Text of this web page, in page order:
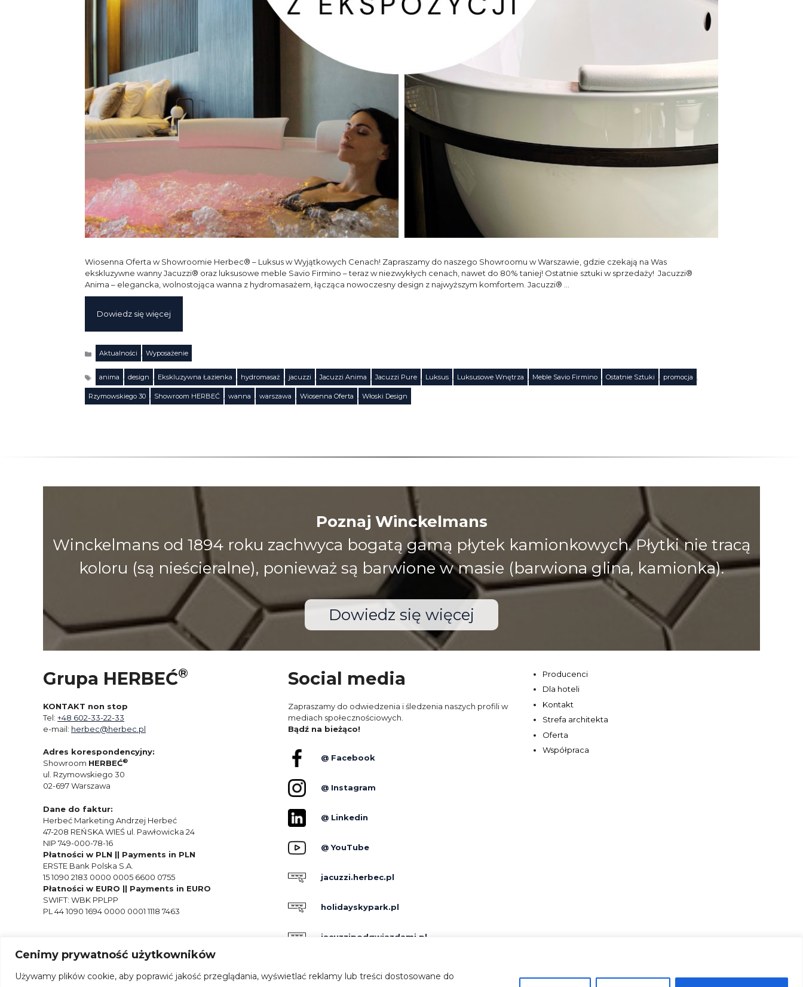
Cenimy prywatność użytkowników
Używamy plików cookie, aby poprawić jakość przeglądania, wyświetlać reklamy lub treści dostosowane do
Wiosenna Oferta w Showroomie Herbec® – Luksus w Wyjątkowych Cenach! Zapraszamy do naszego Showroomu w Warszawie, gdzie czekają na Was
ekskluzywne wanny Jacuzzi® oraz luksusowe meble Savio Firmino – teraz w niezwykłych cenach, nawet do 80% taniej! Ostatnie sztuki w sprzedaży! Jacuzzi®
Anima – elegancka, wolnostojąca wanna z hydromasażem, łącząca nowoczesny design z najwyższym komfortem. Jacuzzi® …
Dowiedz się więcej
KategorieAktualności , Wyposażenie
Tagi
anima , design , Ekskluzywna Łazienka , hydromasaż , jacuzzi , Jacuzzi Anima , Jacuzzi Pure , Luksus , Luksusowe Wnętrza , Meble Savio Firmino , Ostatnie Sztuki , promocja ,
Rzymowskiego 30 , Showroom HERBEĆ , wanna , warszawa , Wiosenna Oferta , Włoski Design
Poznaj Winckelmans
Winckelmans od 1894 roku zachwyca bogatą gamą płytek kamionkowych. Płytki nie tracą
koloru (są nieścieralne), ponieważ są barwione w masie (barwiona glina, kamionka).
Dowiedz się więcej
Grupa HERBEĆ®
KONTAKT non stop
Tel: +48 602-33-22-33
e-mail: herbec@herbec.pl
Adres korespondencyjny:
Showroom HERBEĆ®
ul. Rzymowskiego 30
02-697 Warszawa
Dane do faktur:
Herbeć Marketing Andrzej Herbeć
47-208 REŃSKA WIEŚ ul. Pawłowicka 24
NIP 749-000-78-16
Płatności w PLN || Payments in PLN
ERSTE Bank Polska S.A.
15 1090 2183 0000 0005 6600 0755
Płatności w EURO || Payments in EURO
SWIFT: WBK PPLPP
PL 44 1090 1694 0000 0001 1118 7463
Social media
Zapraszamy do odwiedzenia i śledzenia naszych profili w
mediach społecznościowych.
Bądź na bieżąco!
@ Facebook
@ Instagram
@ Linkedin
@ YouTube
jacuzzi.herbec.pl
holidayskypark.pl
jacuzzipodgwiazdami.pl
Producenci
Dla hoteli
Kontakt
Strefa architekta
Oferta
Współpraca